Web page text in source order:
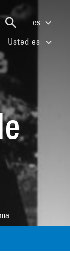
es
Usted es